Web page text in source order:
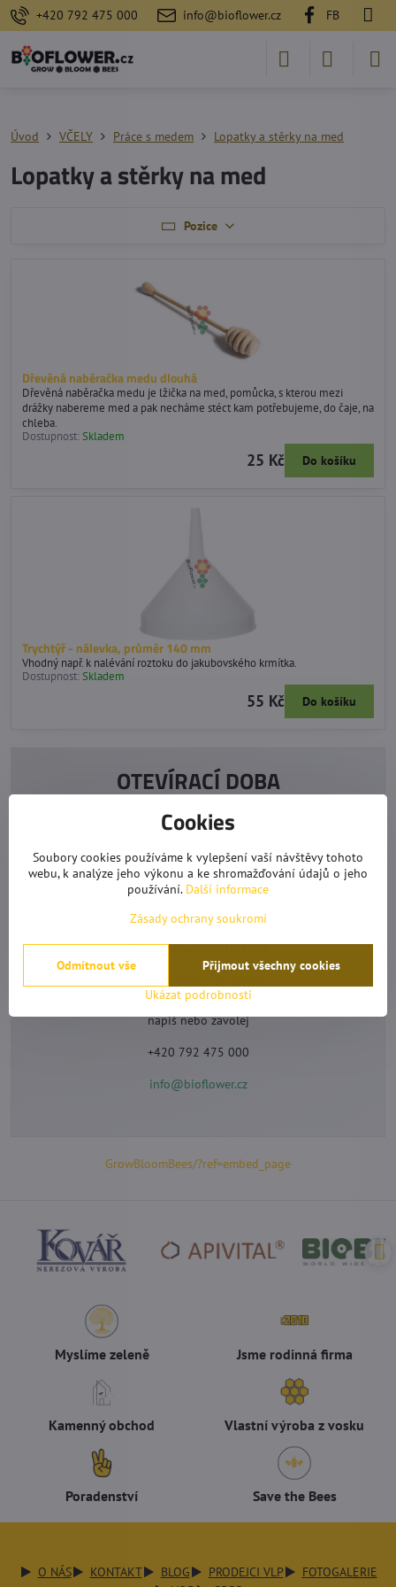
+420 792 475 000 info@bioflower.cz FB
Úvod VČELY Práce s medem Lopatky a stěrky na med
Lopatky a stěrky na med
Pozice
Dřevěná naběračka medu dlouhá
Dřevěná naběračka medu je lžička na med, pomůcka, s kterou mezi
drážky nabereme med a pak necháme stéct kam potřebujeme, do čaje, na
chleba.
Dostupnost:Skladem
25 Kč Do košíku
Trychtýř - nálevka, průměr 140 mm
Vhodný např. k nalévání roztoku do jakubovského krmítka.
Dostupnost:Skladem
55 Kč Do košíku
OTEVÍRACÍ DOBA
Po-Čt 9°°-17°°
Pauza 12:30-13°°
ROZVOZ MEDU
Jižní Čechy & Praha
napiš nebo zavolej
+420 792 475 000
info@bioflower.cz
GrowBloomBees/?ref=embed_page
Myslíme zeleně Jsme rodinná firma
Kamenný obchod Vlastní výroba z vosku
Poradenství Save the Bees
O NÁS KONTAKT BLOG PRODEJCI VLP
FOTOGALERIE
Cookies
Soubory cookies používáme k vylepšení vaší návštěvy tohoto
webu, k analýze jeho výkonu a ke shromažďování údajů o jeho
používání. Další informace
Zásady ochrany soukromí
Ukázat podrobnosti
Přijmout všechny cookies
Odmítnout vše